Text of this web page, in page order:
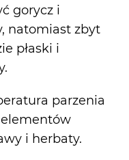
gorycz i
natomiast zbyt
płaski i
parzenia
i herbaty.